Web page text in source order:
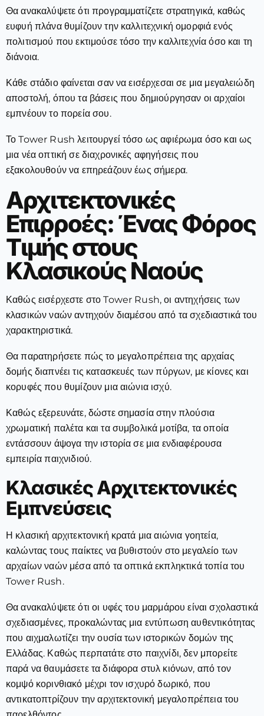
Θα ανακαλύψετε ότι προγραμματίζετε στρατηγικά, καθώς
ευφυή πλάνα θυμίζουν την καλλιτεχνική ομορφιά ενός
πολιτισμού που εκτιμούσε τόσο την καλλιτεχνία όσο και τη
διάνοια.
Κάθε στάδιο φαίνεται σαν να εισέρχεσαι σε μια μεγαλειώδη
αποστολή, όπου τα βάσεις που δημιούργησαν οι αρχαίοι
εμπνέουν το πορεία σου.
Το Tower Rush λειτουργεί τόσο ως αφιέρωμα όσο και ως
μια νέα οπτική σε διαχρονικές αφηγήσεις που
εξακολουθούν να επηρεάζουν έως σήμερα.
Αρχιτεκτονικές
Επιρροές: Ένας Φόρος
Τιμής στους
Κλασικούς Ναούς
Καθώς εισέρχεστε στο Tower Rush, οι αντηχήσεις των
κλασικών ναών αντηχούν διαμέσου από τα σχεδιαστικά του
χαρακτηριστικά.
Θα παρατηρήσετε πώς το μεγαλοπρέπεια της αρχαίας
δομής διαπνέει τις κατασκευές των πύργων, με κίονες και
κορυφές που θυμίζουν μια αιώνια ισχύ.
Καθώς εξερευνάτε, δώστε σημασία στην πλούσια
χρωματική παλέτα και τα συμβολικά μοτίβα, τα οποία
εντάσσουν άψογα την ιστορία σε μια ενδιαφέρουσα
εμπειρία παιχνιδιού.
Κλασικές Αρχιτεκτονικές
Εμπνεύσεις
Η κλασική αρχιτεκτονική κρατά μια αιώνια γοητεία,
καλώντας τους παίκτες να βυθιστούν στο μεγαλείο των
αρχαίων ναών μέσα από τα οπτικά εκπληκτικά τοπία του
Tower Rush.
Θα ανακαλύψετε ότι οι υφές του μαρμάρου είναι σχολαστικά
σχεδιασμένες, προκαλώντας μια εντύπωση αυθεντικότητας
που αιχμαλωτίζει την ουσία των ιστορικών δομών της
Ελλάδας. Καθώς περπατάτε στο παιχνίδι, δεν μπορείτε
παρά να θαυμάσετε τα διάφορα στυλ κιόνων, από τον
κομψό κορινθιακό μέχρι τον ισχυρό δωρικό, που
αντικατοπτρίζουν την αρχιτεκτονική μεγαλοπρέπεια του